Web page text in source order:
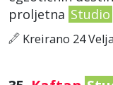
proljetna Studio
Kreirano 24